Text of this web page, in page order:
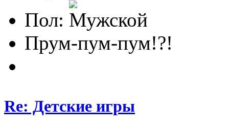
Пол:
Прум-пум-пум!?!
Re: Детские игры